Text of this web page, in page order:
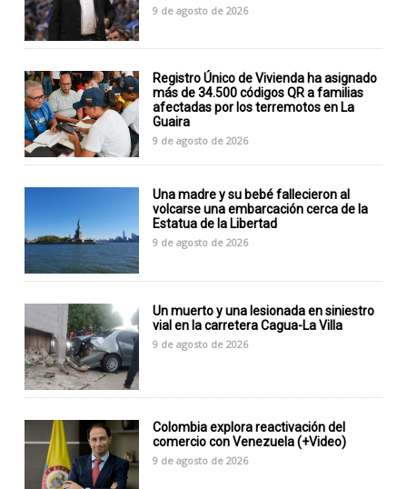
9 de agosto de 2026
Registro Único de Vivienda ha asignado
más de 34.500 códigos QR a familias
afectadas por los terremotos en La
Guaira
9 de agosto de 2026
Una madre y su bebé fallecieron al
volcarse una embarcación cerca de la
Estatua de la Libertad
9 de agosto de 2026
Un muerto y una lesionada en siniestro
vial en la carretera Cagua-La Villa
9 de agosto de 2026
Colombia explora reactivación del
comercio con Venezuela (+Video)
9 de agosto de 2026